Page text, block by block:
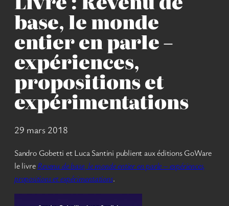
base, le monde
entier en parle –
expériences,
propositions et
expérimentations
29 mars 2018
Sandro Gobetti et Luca Santini publient aux éditions GoWare
le livreRevenu de base, le monde entier en parle – expériences,
propositions et expérimentations.